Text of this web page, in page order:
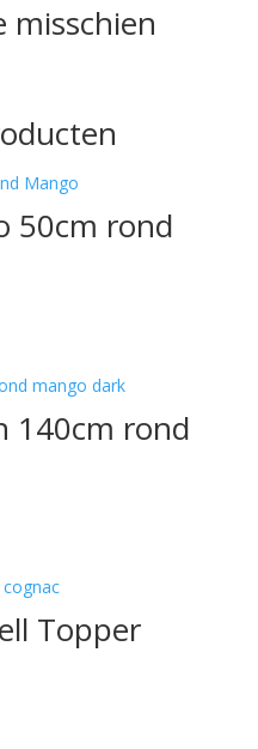
misschien
50cm rond
140cm rond
Topper